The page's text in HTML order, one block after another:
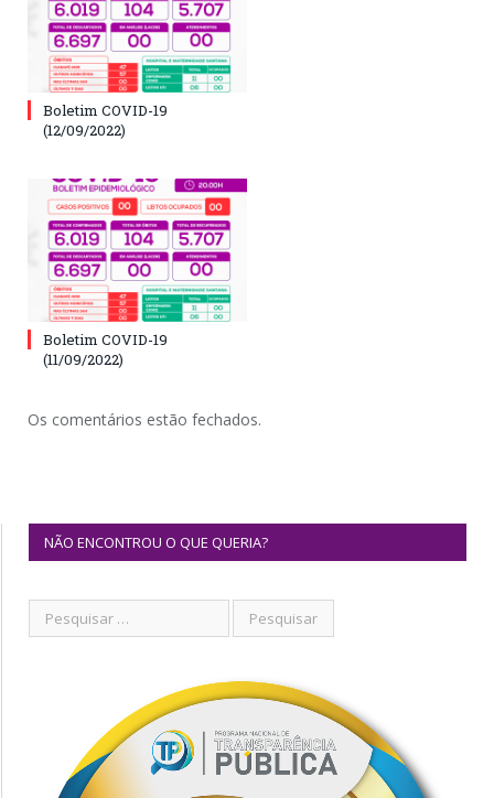
Boletim COVID-19
(12/09/2022)
Boletim COVID-19
(11/09/2022)
Os comentários estão fechados.
NÃO ENCONTROU O QUE QUERIA?